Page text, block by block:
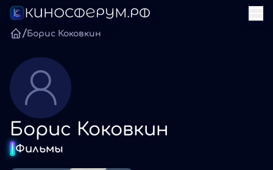
/Борис Коковкин
Борис Коковкин
Фильмы